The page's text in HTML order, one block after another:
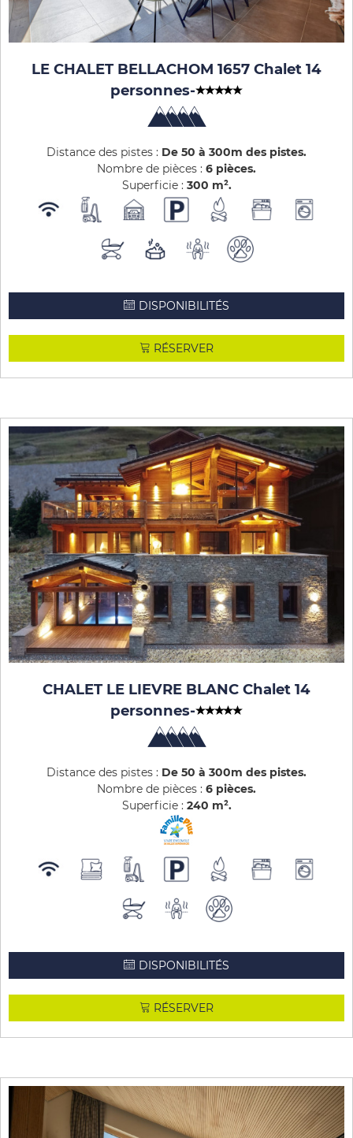
LE CHALET BELLACHOM 1657 Chalet 14
personnes-
Distance des pistes : De 50 à 300m des pistes
Nombre de pièces : 6 pièces
Superficie : 300 m²
DISPONIBILITÉS
RÉSERVER
CHALET LE LIEVRE BLANC Chalet 14
personnes-
Distance des pistes : De 50 à 300m des pistes
Nombre de pièces : 6 pièces
Superficie : 240 m²
DISPONIBILITÉS
RÉSERVER